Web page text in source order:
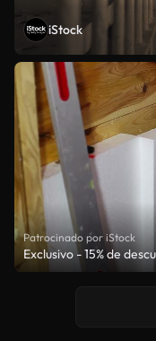
iStock
Patrocinado por iStock
Exclusivo - 15% de